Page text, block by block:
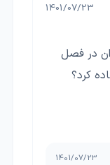
1401/07/23
در فصل
کرد؟
1401/07/23